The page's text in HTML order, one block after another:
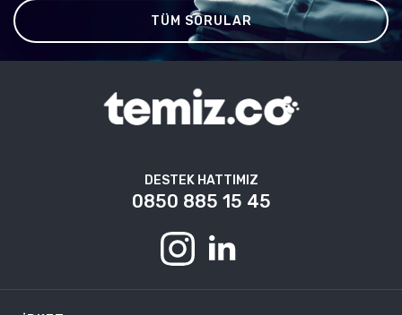
TÜM SORULAR
DESTEK HATTIMIZ
0850 885 15 45